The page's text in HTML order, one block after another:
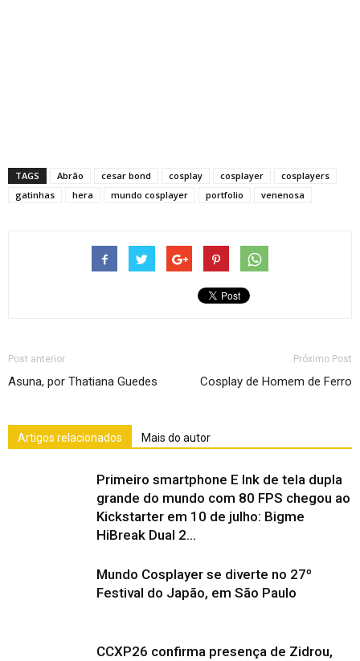
TAGS Abrão cesar bond cosplay cosplayer
cosplayers
gatinhas
hera mundo cosplayer portfolio venenosa
Post anterior
Asuna, por Thatiana Guedes
Próximo Post
Cosplay de Homem de Ferro
Artigos relacionados Mais do autor
Primeiro smartphone E Ink de tela dupla
grande do mundo com 80 FPS chegou ao
Kickstarter em 10 de julho: Bigme
HiBreak Dual 2...
Mundo Cosplayer se diverte no 27º
Festival do Japão, em São Paulo
CCXP26 confirma presença de Zidrou,